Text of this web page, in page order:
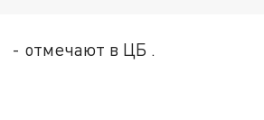
- отмечают в ЦБ .